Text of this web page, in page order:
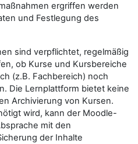
ergriffen werden
und Festlegung des
sind verpflichtet, regelmäßig
ob Kurse und Kursbereiche
(z.B. Fachbereich) noch
Die Lernplattform bietet keine
Archivierung von Kursen.
wird, kann der Moodle-
mit den
der Inhalte